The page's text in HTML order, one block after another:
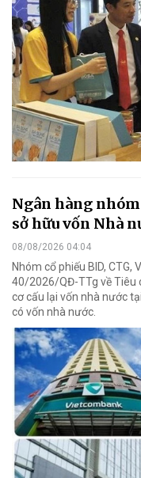
Ngân hàng
sở hữu vốn Nhà
08/08/2026 04:04
Nhóm cổ phiếu BID, CTG,
40/2026/QĐ-TTg về Tiêu
cơ cấu lại vốn nhà nước
có vốn nhà nước.